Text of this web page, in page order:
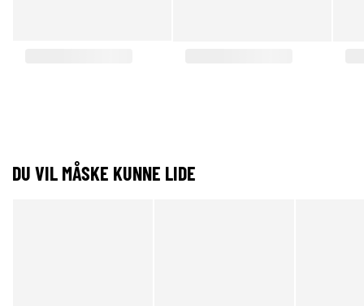
DU VIL MÅSKE KUNNE LIDE